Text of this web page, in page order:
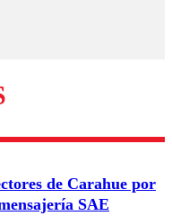
Enviar comentario
de Carahue por
SAE